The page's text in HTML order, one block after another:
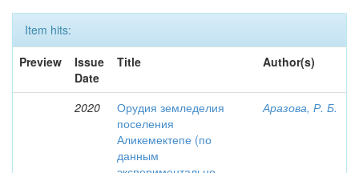
Item hits:
Preview
Issue
Date
Title Author(s)
2020
Орудия земледелия
поселения
Аликемектепе (по
данным
Аразова, Р. Б.